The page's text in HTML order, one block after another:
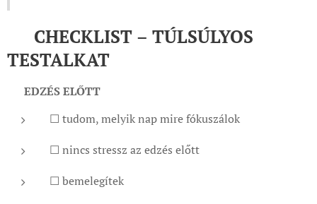
✅ CHECKLIST – TÚLSÚLYOS
TESTALKAT
EDZÉS ELŐTT
☐ tudom, melyik nap mire fókuszálok
☐ nincs stressz az edzés előtt
☐ bemelegítek